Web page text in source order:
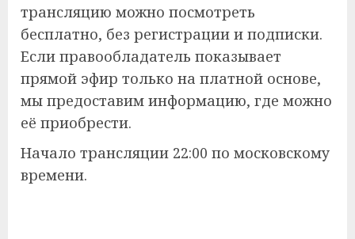
трансляцию можно посмотреть
бесплатно, без регистрации и подписки.
Если правообладатель показывает
прямой эфир только на платной основе,
мы предоставим информацию, где можно
её приобрести.
Начало трансляции 22:00 по московскому
времени.